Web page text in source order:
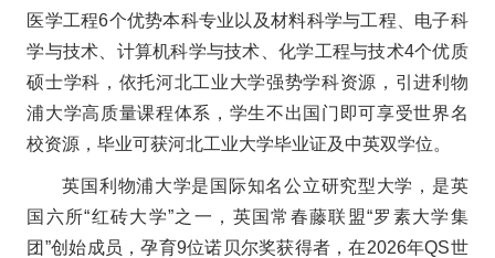
医学工程6个优势本科专业以及材料科学与工程、电子科
学与技术、计算机科学与技术、化学工程与技术4个优质
硕士学科，依托河北工业大学强势学科资源，引进利物
浦大学高质量课程体系，学生不出国门即可享受世界名
校资源，毕业可获河北工业大学毕业证及中英双学位。
英国利物浦大学是国际知名公立研究型大学，是英
国六所“红砖大学”之一，英国常春藤联盟“罗素大学集
团”创始成员，孕育9位诺贝尔奖获得者，在2026年QS世